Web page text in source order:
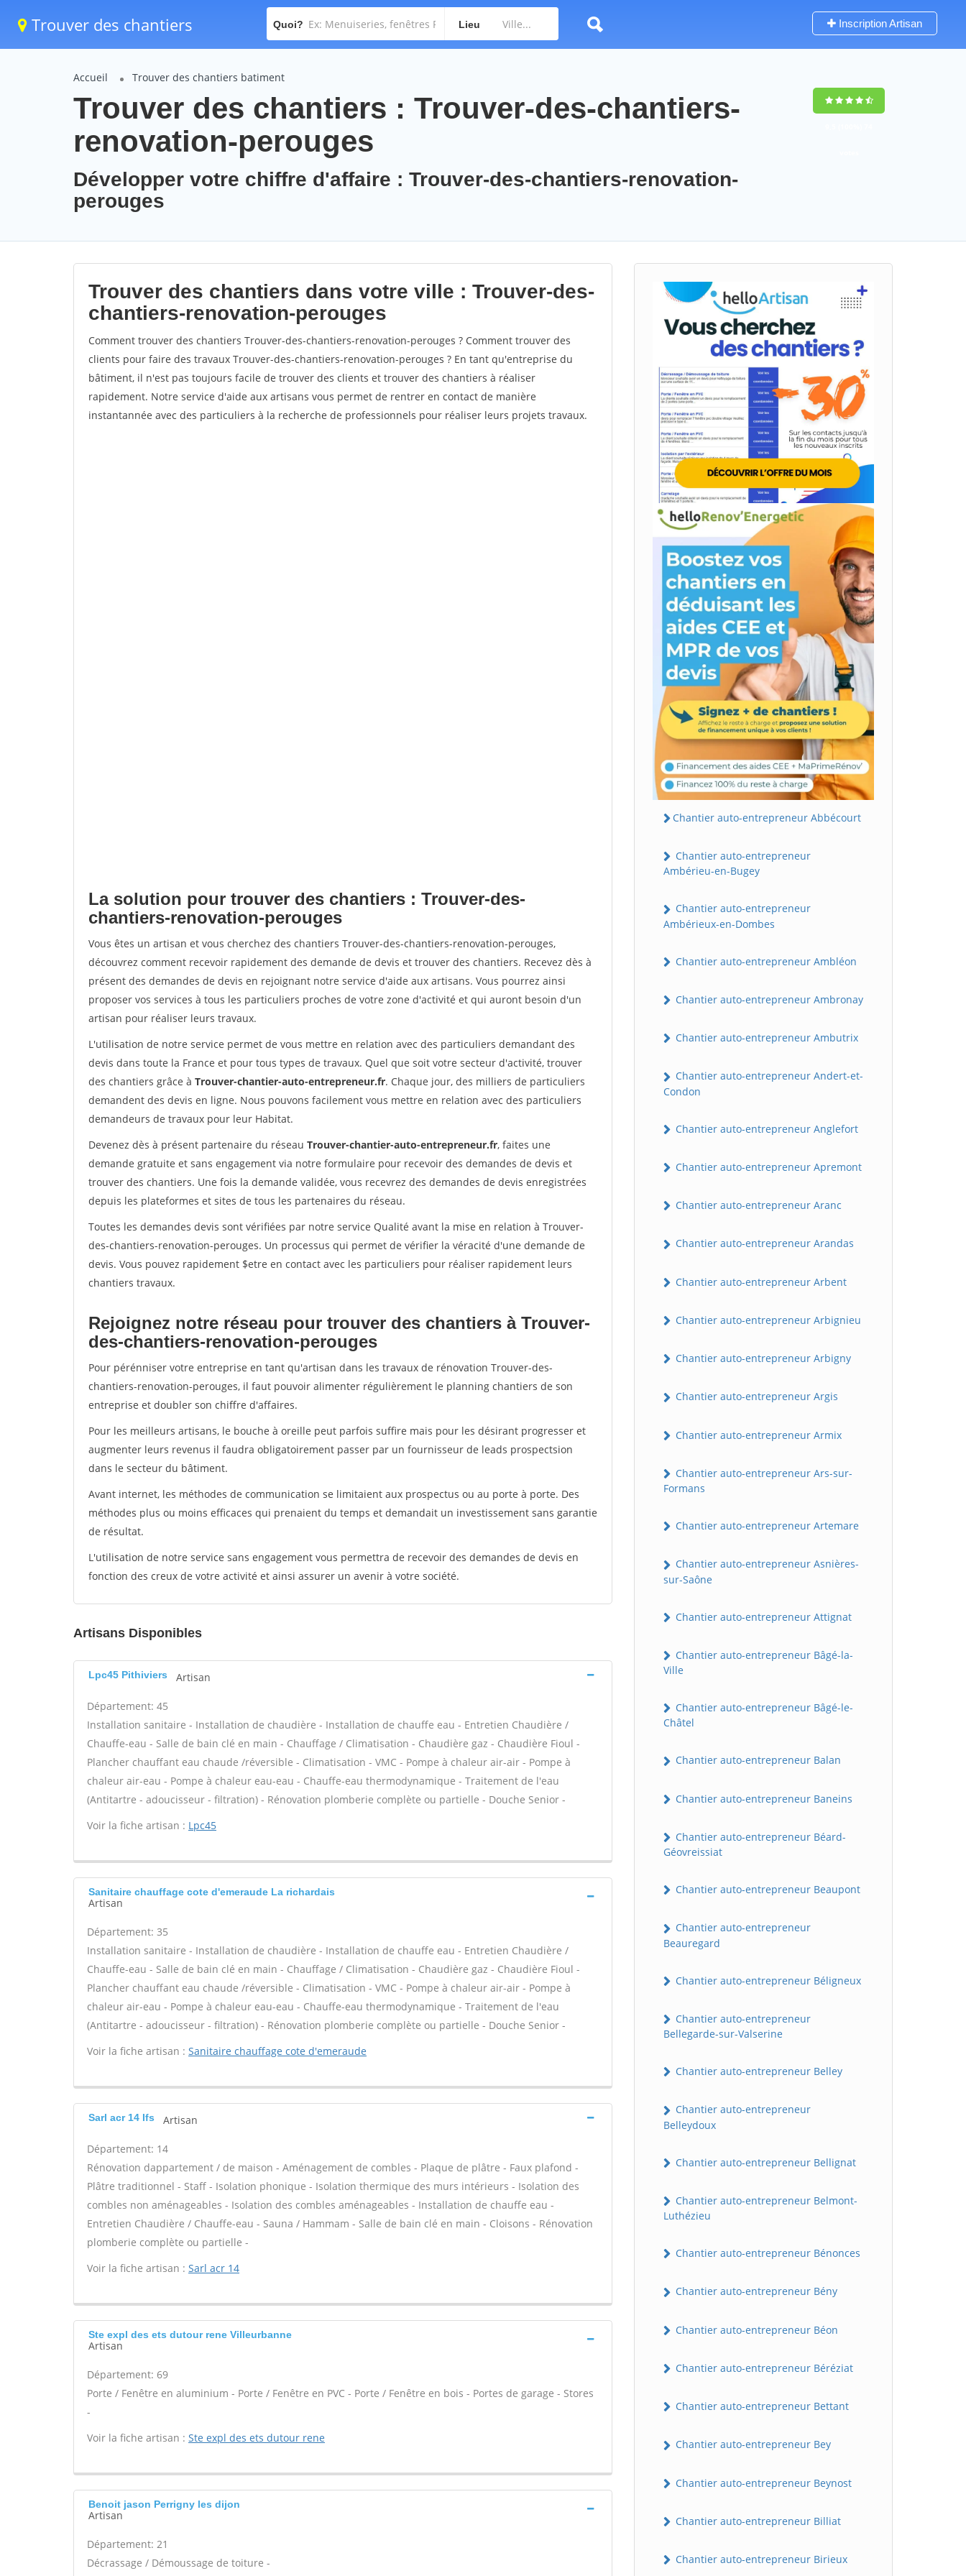
Trouver des chantiers Quoi? Lieu Inscription Artisan
Accueil Trouver des chantiers batiment
Trouver des chantiers : Trouver-des-chantiers-
renovation-perouges
Développer votre chiffre d'affaire : Trouver-des-chantiers-renovation-
perouges
Trouver des chantiers dans votre ville : Trouver-des-
chantiers-renovation-perouges
Comment trouver des chantiers Trouver-des-chantiers-renovation-perouges ? Comment trouver des
clients pour faire des travaux Trouver-des-chantiers-renovation-perouges ? En tant qu'entreprise du
bâtiment, il n'est pas toujours facile de trouver des clients et trouver des chantiers à réaliser
rapidement. Notre service d'aide aux artisans vous permet de rentrer en contact de manière
instantannée avec des particuliers à la recherche de professionnels pour réaliser leurs projets travaux.
La solution pour trouver des chantiers : Trouver-des-
chantiers-renovation-perouges
Vous êtes un artisan et vous cherchez des chantiers Trouver-des-chantiers-renovation-perouges,
découvrez comment recevoir rapidement des demande de devis et trouver des chantiers. Recevez dès à
présent des demandes de devis en rejoignant notre service d'aide aux artisans. Vous pourrez ainsi
proposer vos services à tous les particuliers proches de votre zone d'activité et qui auront besoin d'un
artisan pour réaliser leurs travaux.
L'utilisation de notre service permet de vous mettre en relation avec des particuliers demandant des
devis dans toute la France et pour tous types de travaux. Quel que soit votre secteur d'activité, trouver
des chantiers grâce à Trouver-chantier-auto-entrepreneur.fr. Chaque jour, des milliers de particuliers
demandent des devis en ligne. Nous pouvons facilement vous mettre en relation avec des particuliers
demandeurs de travaux pour leur Habitat.
Devenez dès à présent partenaire du réseau Trouver-chantier-auto-entrepreneur.fr, faites une
demande gratuite et sans engagement via notre formulaire pour recevoir des demandes de devis et
trouver des chantiers. Une fois la demande validée, vous recevrez des demandes de devis enregistrées
depuis les plateformes et sites de tous les partenaires du réseau.
Toutes les demandes devis sont vérifiées par notre service Qualité avant la mise en relation à Trouver-
des-chantiers-renovation-perouges. Un processus qui permet de vérifier la véracité d'une demande de
devis. Vous pouvez rapidement $etre en contact avec les particuliers pour réaliser rapidement leurs
chantiers travaux.
Rejoignez notre réseau pour trouver des chantiers à Trouver-
des-chantiers-renovation-perouges
Pour pérénniser votre entreprise en tant qu'artisan dans les travaux de rénovation Trouver-des-
chantiers-renovation-perouges, il faut pouvoir alimenter régulièrement le planning chantiers de son
entreprise et doubler son chiffre d'affaires.
Pour les meilleurs artisans, le bouche à oreille peut parfois suffire mais pour les désirant progresser et
augmenter leurs revenus il faudra obligatoirement passer par un fournisseur de leads prospectsion
dans le secteur du bâtiment.
Avant internet, les méthodes de communication se limitaient aux prospectus ou au porte à porte. Des
méthodes plus ou moins efficaces qui prenaient du temps et demandait un investissement sans garantie
de résultat.
L'utilisation de notre service sans engagement vous permettra de recevoir des demandes de devis en
fonction des creux de votre activité et ainsi assurer un avenir à votre société.
Artisans Disponibles
Lpc45 Pithiviers Artisan
Département: 45
Installation sanitaire - Installation de chaudière - Installation de chauffe eau - Entretien Chaudière /
Chauffe-eau - Salle de bain clé en main - Chauffage / Climatisation - Chaudière gaz - Chaudière Fioul -
Plancher chauffant eau chaude /réversible - Climatisation - VMC - Pompe à chaleur air-air - Pompe à
chaleur air-eau - Pompe à chaleur eau-eau - Chauffe-eau thermodynamique - Traitement de l'eau
(Antitartre - adoucisseur - filtration) - Rénovation plomberie complète ou partielle - Douche Senior -
Voir la fiche artisan : Lpc45
Sanitaire chauffage cote d'emeraude La richardais
Artisan
Département: 35
Installation sanitaire - Installation de chaudière - Installation de chauffe eau - Entretien Chaudière /
Chauffe-eau - Salle de bain clé en main - Chauffage / Climatisation - Chaudière gaz - Chaudière Fioul -
Plancher chauffant eau chaude /réversible - Climatisation - VMC - Pompe à chaleur air-air - Pompe à
chaleur air-eau - Pompe à chaleur eau-eau - Chauffe-eau thermodynamique - Traitement de l'eau
(Antitartre - adoucisseur - filtration) - Rénovation plomberie complète ou partielle - Douche Senior -
Voir la fiche artisan : Sanitaire chauffage cote d'emeraude
Sarl acr 14 Ifs Artisan
Département: 14
Rénovation dappartement / de maison - Aménagement de combles - Plaque de plâtre - Faux plafond -
Plâtre traditionnel - Staff - Isolation phonique - Isolation thermique des murs intérieurs - Isolation des
combles non aménageables - Isolation des combles aménageables - Installation de chauffe eau -
Entretien Chaudière / Chauffe-eau - Sauna / Hammam - Salle de bain clé en main - Cloisons - Rénovation
plomberie complète ou partielle -
Voir la fiche artisan : Sarl acr 14
Ste expl des ets dutour rene Villeurbanne
Artisan
Département: 69
Porte / Fenêtre en aluminium - Porte / Fenêtre en PVC - Porte / Fenêtre en bois - Portes de garage - Stores
-
Voir la fiche artisan : Ste expl des ets dutour rene
Benoit jason Perrigny les dijon
Artisan
Département: 21
Décrassage / Démoussage de toiture -
Chantier auto-entrepreneur Abbécourt
Chantier auto-entrepreneur
Ambérieu-en-Bugey
Chantier auto-entrepreneur
Ambérieux-en-Dombes
Chantier auto-entrepreneur Ambléon
Chantier auto-entrepreneur Ambronay
Chantier auto-entrepreneur Ambutrix
Chantier auto-entrepreneur Andert-et-
Condon
Chantier auto-entrepreneur Anglefort
Chantier auto-entrepreneur Apremont
Chantier auto-entrepreneur Aranc
Chantier auto-entrepreneur Arandas
Chantier auto-entrepreneur Arbent
Chantier auto-entrepreneur Arbignieu
Chantier auto-entrepreneur Arbigny
Chantier auto-entrepreneur Argis
Chantier auto-entrepreneur Armix
Chantier auto-entrepreneur Ars-sur-
Formans
Chantier auto-entrepreneur Artemare
Chantier auto-entrepreneur Asnières-
sur-Saône
Chantier auto-entrepreneur Attignat
Chantier auto-entrepreneur Bâgé-la-
Ville
Chantier auto-entrepreneur Bâgé-le-
Châtel
Chantier auto-entrepreneur Balan
Chantier auto-entrepreneur Baneins
Chantier auto-entrepreneur Béard-
Géovreissiat
Chantier auto-entrepreneur Beaupont
Chantier auto-entrepreneur
Beauregard
Chantier auto-entrepreneur Béligneux
Chantier auto-entrepreneur
Bellegarde-sur-Valserine
Chantier auto-entrepreneur Belley
Chantier auto-entrepreneur
Belleydoux
Chantier auto-entrepreneur Bellignat
Chantier auto-entrepreneur Belmont-
Luthézieu
Chantier auto-entrepreneur Bénonces
Chantier auto-entrepreneur Bény
Chantier auto-entrepreneur Béon
Chantier auto-entrepreneur Béréziat
Chantier auto-entrepreneur Bettant
Chantier auto-entrepreneur Bey
Chantier auto-entrepreneur Beynost
Chantier auto-entrepreneur Billiat
Chantier auto-entrepreneur Birieux